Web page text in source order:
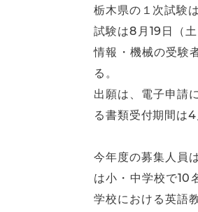
栃木県の１次試験
試験は8月19日（
情報・機械の受験
る。
出願は、電子申請
る書類受付期間は
今年度の募集人員
は小・中学校で10
学校における英語